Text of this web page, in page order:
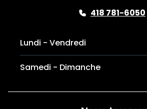
418 781-6050
Lundi - Vendredi
Samedi - Dimanche